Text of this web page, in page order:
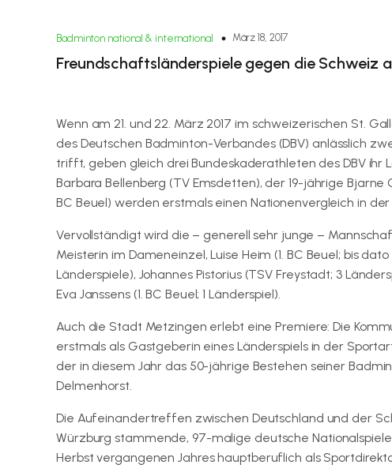
Badminton national & international März 18, 2017
Freundschaftsländerspiele gegen die Schweiz
Wenn am 21. und 22. März 2017 im schweizerischen St.
des Deutschen Badminton-Verbandes (DBV) anlässlich
trifft, geben gleich drei Bundeskaderathleten des DBV ihr
Barbara Bellenberg (TV Emsdetten), der 19-jährige Bjarne
BC Beuel) werden erstmals einen Nationenvergleich in der
Vervollständigt wird die – generell sehr junge –
Meisterin im Dameneinzel, Luise Heim (1. BC Beuel; bis
Länderspiele), Johannes Pistorius (TSV Freystadt; 3
Eva Janssens (1. BC Beuel; 1 Länderspiel).
Auch die Stadt Metzingen erlebt eine Premiere: Die
erstmals als Gastgeberin eines Länderspiels in der
der in diesem Jahr das 50-jährige Bestehen seiner
Delmenhorst.
Die Aufeinandertreffen zwischen Deutschland und der
Würzburg stammende, 97-malige deutsche
Herbst vergangenen Jahres hauptberuflich als